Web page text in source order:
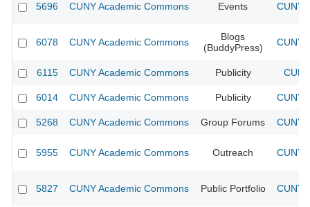
5696 CUNY Academic Commons Events CUNY
6078 CUNY Academic Commons
Blogs
(BuddyPress)
CUNY
6115 CUNY Academic Commons Publicity
6014 CUNY Academic Commons Publicity CUNY
5268 CUNY Academic Commons Group Forums CUNY
5955 CUNY Academic Commons Outreach CUNY
5827 CUNY Academic Commons Public Portfolio CUNY